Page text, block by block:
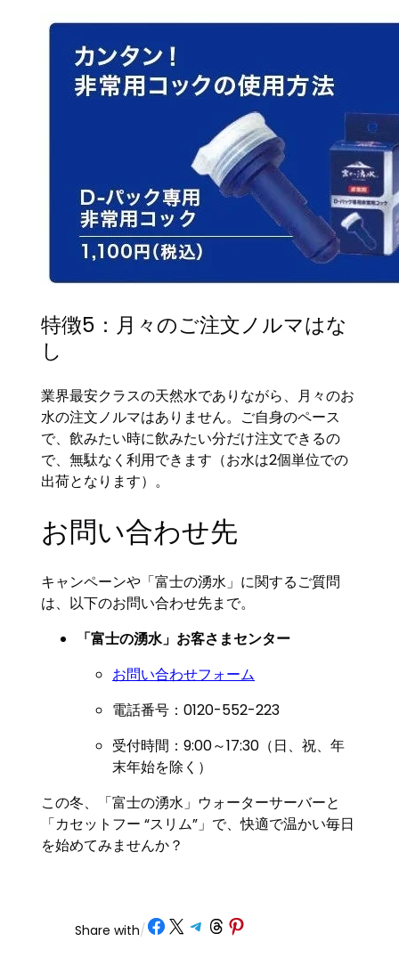
特徴5：月々のご注文ノルマはな
し
業界最安クラスの天然水でありながら、月々のお
水の注文ノルマはありません。ご自身のペース
で、飲みたい時に飲みたい分だけ注文できるの
で、無駄なく利用できます（お水は2個単位での
出荷となります）。
お問い合わせ先
キャンペーンや「富士の湧水」に関するご質問
は、以下のお問い合わせ先まで。
「富士の湧水」お客さまセンター
お問い合わせフォーム
電話番号：0120-552-223
受付時間：9:00～17:30（日、祝、年
末年始を除く）
この冬、「富士の湧水」ウォーターサーバーと
「カセットフー “スリム”」で、快適で温かい毎日
を始めてみませんか？
Share with/ Share on Facebook
Share on X Share on Telegram
Share on Threads
Share on Pinterest